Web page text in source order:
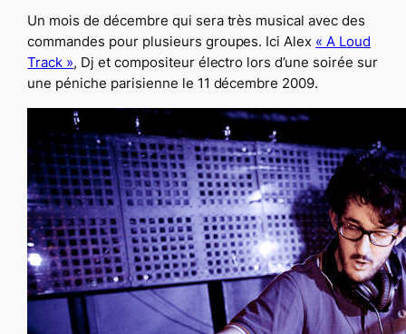
Un mois de décembre qui sera très musical avec des
commandes pour plusieurs groupes. Ici Alex « A Loud
Track », Dj et compositeur électro lors d’une soirée sur
une péniche parisienne le 11 décembre 2009.